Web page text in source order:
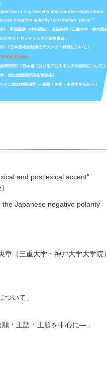
and postlexical accent”
Japanese negative polarity
（三重大学・神戸大学大学院）
ついて」
・主語・主題を中心に―」